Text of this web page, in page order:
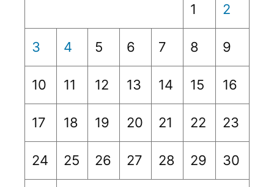
1 2
3 4 5 6 7 8 9
10 11 12 13 14 15 16
17 18 19 20 21 22 23
24 25 26 27 28 29 30